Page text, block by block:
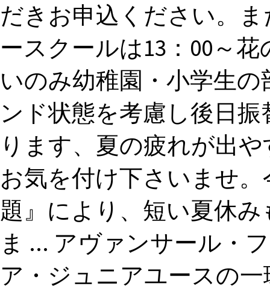
だきお申込ください。
ースクールは13：00～
いのみ幼稚園・小学生
ンド状態を考慮し後日
ります、夏の疲れが出
お気を付け下さいませ
題』により、短い夏休
ま ... アヴァンサール・
ア・ジュニアユースの